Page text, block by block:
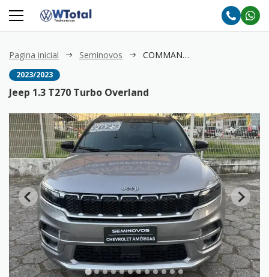
Pagina inicial Seminovos COMMANDER 1.3 T270 Turbo Overland
2023/2023
Jeep 1.3 T270 Turbo Overland